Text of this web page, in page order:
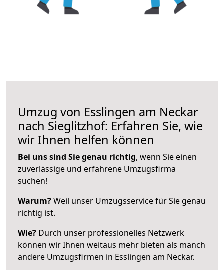
Umzug von Esslingen am Neckar
nach Sieglitzhof: Erfahren Sie, wie
wir Ihnen helfen können
Bei uns sind Sie genau richtig, wenn Sie einen
zuverlässige und erfahrene Umzugsfirma
suchen!
Warum?Weil unser Umzugsservice für Sie genau
richtig ist.
Wie? Durch unser professionelles Netzwerk
können wir Ihnen weitaus mehr bieten als manch
andere Umzugsfirmen in Esslingen am Neckar.